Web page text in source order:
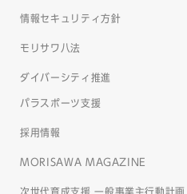
情報セキュリティ方針
モリサワ八法
ダイバーシティ推進
パラスポーツ支援
採用情報
MORISAWA MAGAZINE
次世代育成支援 一般事業主行動計画